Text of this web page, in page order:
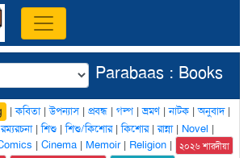
Parabaas : Books
|কবিতা|উপন্যাস| প্রবন্ধ | গল্প |ভ্রমণ|নাটক |অনুবাদ|
রম্যরচনা|শিশু |শিশু/কিশোর|কিশোর|রান্না| Novel |
| Cinema | Memoir| Religion |
২০২৬ শারদীয়া